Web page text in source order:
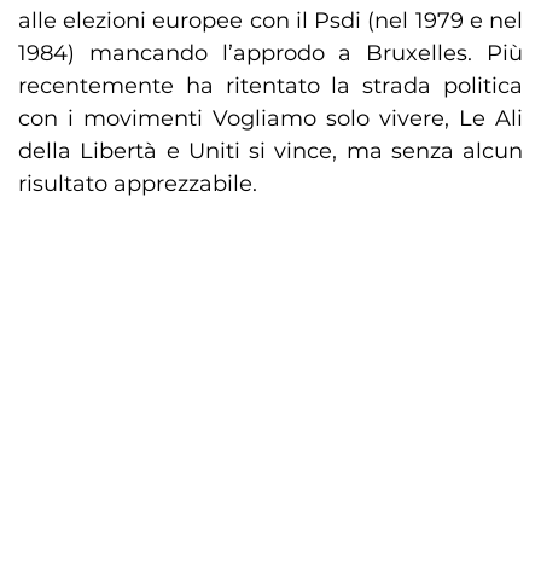
alle elezioni europee con il Psdi (nel 1979 e nel
1984) mancando l’approdo a Bruxelles. Più
recentemente ha ritentato la strada politica
con i movimenti Vogliamo solo vivere, Le Ali
della Libertà e Uniti si vince, ma senza alcun
risultato apprezzabile.